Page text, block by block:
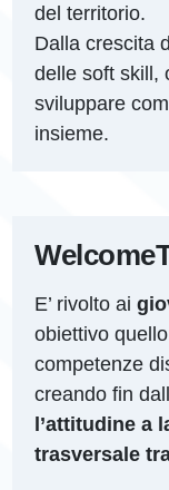
del territorio.
Dalla crescita
delle soft skill,
sviluppare
insieme.
Welcome
E’ rivolto ai
obiettivo
competenze
creando fin
l’attitudine a
trasversale